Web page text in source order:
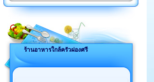
ร้านอาหารใกล้ครัวผ่องศรี